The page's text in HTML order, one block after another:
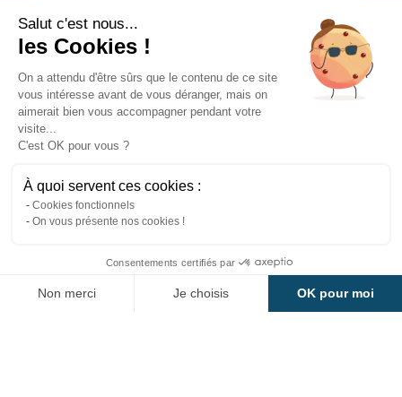
CTO, Nextories
★★★★★
Salut c'est nous...
les Cookies !
On a attendu d'être sûrs que le contenu de ce site
vous intéresse avant de vous déranger, mais on
aimerait bien vous accompagner pendant votre
visite...
C'est OK pour vous ?
À quoi servent ces cookies :
Cookies fonctionnels
On vous présente nos cookies !
Consentements certifiés par
Non merci Je choisis
OK pour moi